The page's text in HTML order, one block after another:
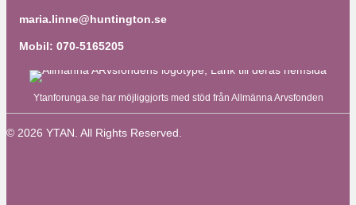
maria.linne@huntington.se
Mobil: 070-5165205
Ytanforunga.se har möjliggjorts med stöd från Allmänna Arvsfonden
© 2026 YTAN. All Rights Reserved.